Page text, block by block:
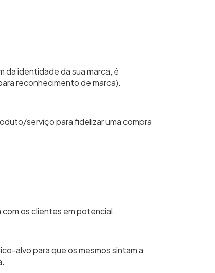
da identidade da sua marca, é
reconhecimento de marca).
serviço para fidelizar uma compra
os clientes em potencial.
alvo para que os mesmos sintam a